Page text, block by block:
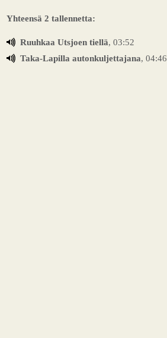
Yhteensä 2 tallennetta:
Ruuhkaa Utsjoen tiellä, 03:52
Taka-Lapilla autonkuljettajana, 04:46